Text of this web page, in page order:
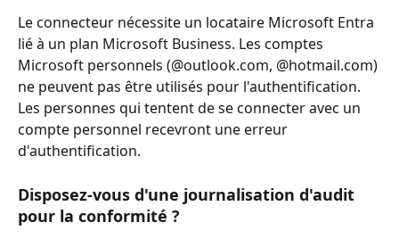
Le connecteur nécessite un locataire Microsoft Entra
lié à un plan Microsoft Business. Les comptes
Microsoft personnels (@outlook.com, @hotmail.com)
ne peuvent pas être utilisés pour l'authentification.
Les personnes qui tentent de se connecter avec un
compte personnel recevront une erreur
d'authentification.
Disposez-vous d'une journalisation d'audit
pour la conformité ?